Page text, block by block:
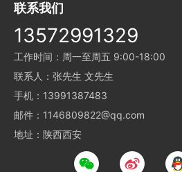
联系我们
13572991329
工作时间：周一至周五 9:00-18:00
联系人：张先生 文先生
手机：13991387483
邮件：1146809822@qq.com
地址：陕西西安